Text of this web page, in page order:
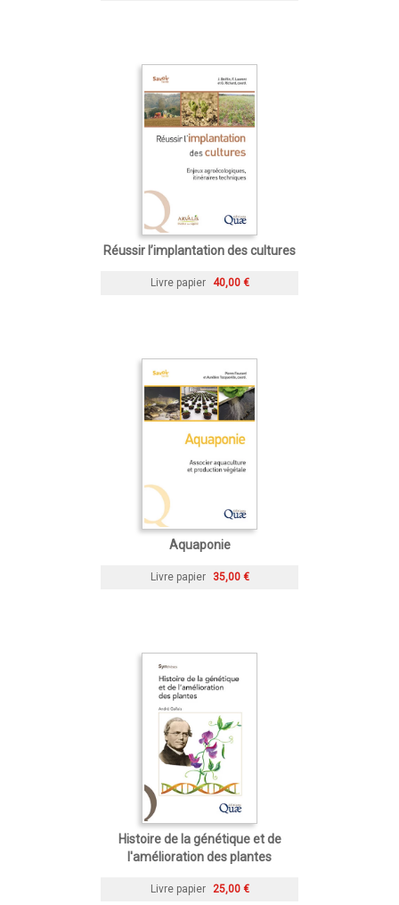
Réussir l’implantation des cultures
Livre papier 40,00 €
Aquaponie
Livre papier 35,00 €
Histoire de la génétique et de
l'amélioration des plantes
Livre papier 25,00 €